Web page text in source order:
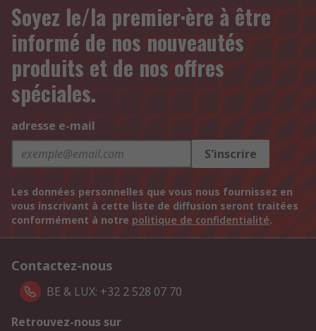
Soyez le/la premier·ère à être
informé de nos nouveautés
produits et de nos offres
spéciales.
adresse e-mail
S'inscrire
Les données personnelles que vous nous fournissez en
vous inscrivant à cette liste de diffusion seront traitées
conformément à notre politique de confidentialité.
Contactez-nous
BE & LUX: +32 2 528 07 70
Retrouvez-nous sur